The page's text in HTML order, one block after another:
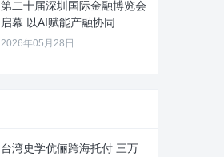
第二十届深圳国际金融博览会
启幕 以AI赋能产融协同
2026年05月28日
台湾史学伉俪跨海托付 三万